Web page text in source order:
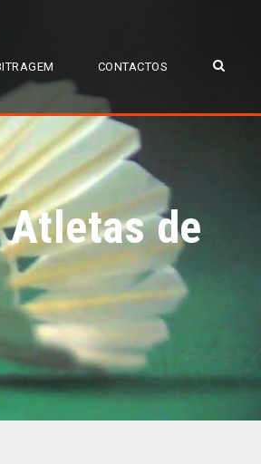
CONTACTOS
Atletas de